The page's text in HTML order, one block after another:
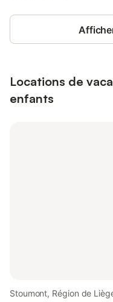
Locations de
enfants
Stoumont, Région de